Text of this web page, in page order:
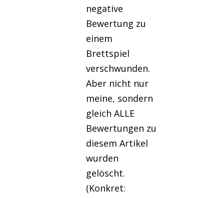
negative
Bewertung zu
einem
Brettspiel
verschwunden.
Aber nicht nur
meine, sondern
gleich ALLE
Bewertungen zu
diesem Artikel
wurden
gelöscht.
(Konkret: